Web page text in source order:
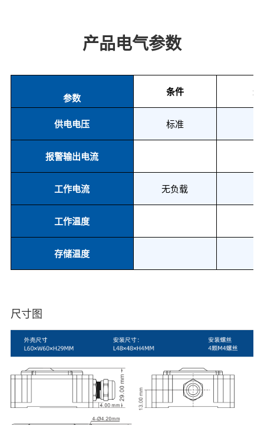
产品电气参数
参数 条件 最
供电电压 标准
报警输出电流
工作电流 无负载
工作温度
存储温度
尺寸图